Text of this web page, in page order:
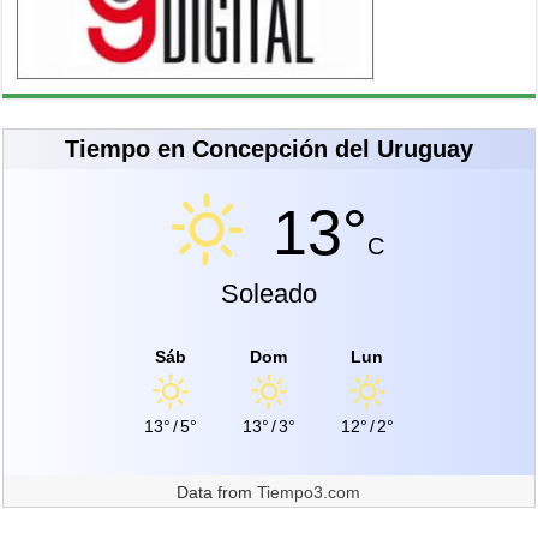
Tiempo en Concepción del Uruguay
13°C
Soleado
Sáb
13°/5°
Dom
13°/3°
Lun
12°/2°
Data fromTiempo3.com